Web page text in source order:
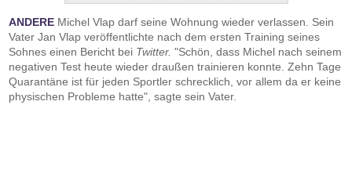
ANDERE Michel Vlap darf seine Wohnung wieder verlassen. Sein
Vater Jan Vlap veröffentlichte nach dem ersten Training seines
Sohnes einen Bericht bei Twitter. "Schön, dass Michel nach seinem
negativen Test heute wieder draußen trainieren konnte. Zehn Tage
Quarantäne ist für jeden Sportler schrecklich, vor allem da er keine
physischen Probleme hatte", sagte sein Vater.